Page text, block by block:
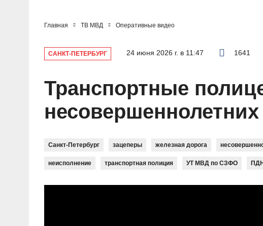
Главная ТВ МВД Оперативные видео
САНКТ-ПЕТЕРБУРГ 24 июня 2026 г. в 11:47 1641
Транспортные
Санкт-Петербург зацеперы железная дорога
неисполнение транспортная полиция УТ МВД по СЗФО